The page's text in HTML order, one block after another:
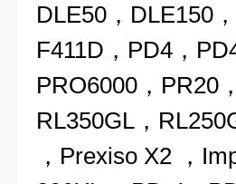
DLE50，DLE150
F411D，PD4，
PRO6000，PR20
RL350GL，
，Prexiso X2 ，